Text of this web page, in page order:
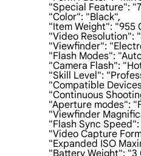
"Special
                    "Color": "Black",
"Item Weight":
"Video
"Viewfinder":
"Flash
"Camera Flash":
"Skill Level":
"Compatible
"Continuous
"Aperture modes":
"Viewfinder
"Flash Sync
"Video Capture
"Expanded ISO
"Battery Weight":